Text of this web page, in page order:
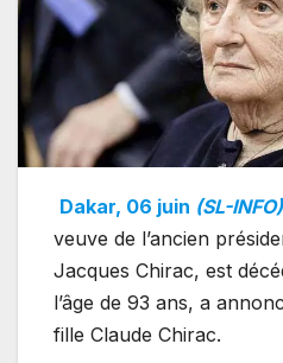
Dakar, 06 juin (SL-INFO)
veuve de l’ancien
Jacques Chirac, est
l’âge de 93 ans, a
fille Claude Chirac.